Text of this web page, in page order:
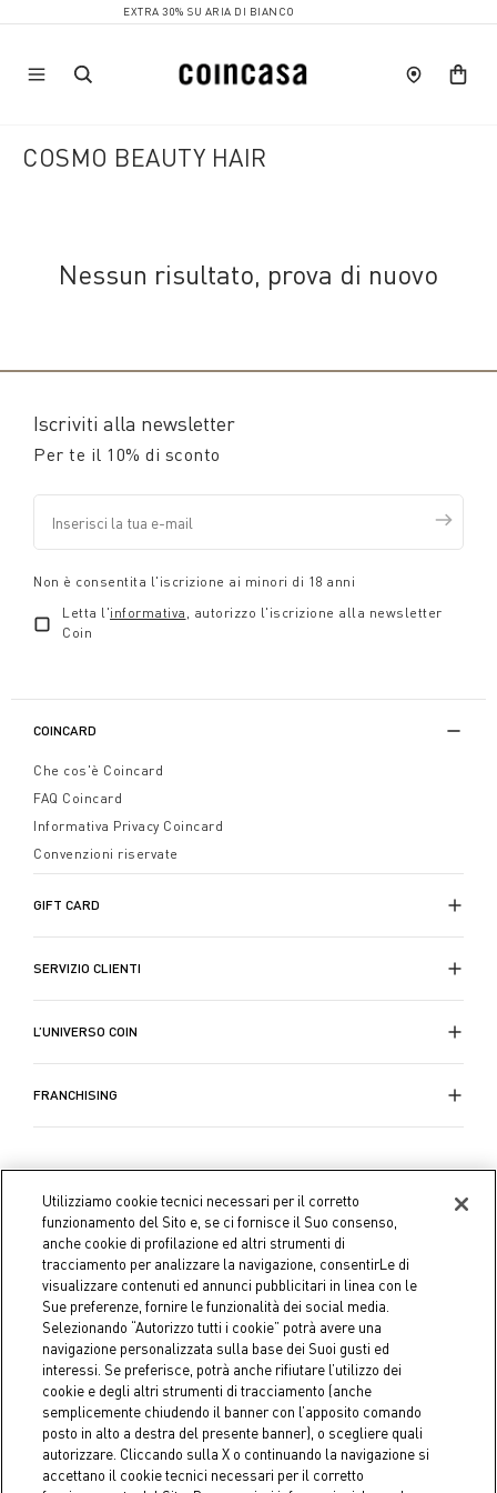
EXTRA 30% SU ARIA DI BIANCO
COSMO BEAUTY HAIR
Nessun risultato, prova di nuovo
Iscriviti alla newsletter
Per te il 10% di sconto
Non è consentita l'iscrizione ai minori di 18 anni
Letta l'informativa , autorizzo l'iscrizione alla newsletter
Coin
COINCARD
Che cos'è Coincard
FAQ Coincard
Informativa Privacy Coincard
Convenzioni riservate
GIFT CARD
SERVIZIO CLIENTI
L’UNIVERSO COIN
FRANCHISING
Coin S.p.A. C.F./P.IVA 04391480276, capitale sociale 10.123.282,23
Euro i.v.
Utilizziamo cookie tecnici necessari per il corretto
funzionamento del Sito e, se ci fornisce il Suo consenso,
anche cookie di profilazione ed altri strumenti di
tracciamento per analizzare la navigazione, consentirLe di
visualizzare contenuti ed annunci pubblicitari in linea con le
Sue preferenze, fornire le funzionalità dei social media.
Selezionando “Autorizzo tutti i cookie” potrà avere una
navigazione personalizzata sulla base dei Suoi gusti ed
interessi. Se preferisce, potrà anche rifiutare l’utilizzo dei
cookie e degli altri strumenti di tracciamento (anche
semplicemente chiudendo il banner con l’apposito comando
posto in alto a destra del presente banner), o scegliere quali
autorizzare. Cliccando sulla X o continuando la navigazione si
accettano il cookie tecnici necessari per il corretto